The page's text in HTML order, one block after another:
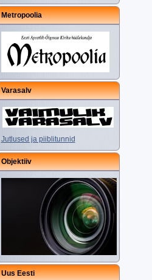
Metropoolia
Varasalv
Jutlused ja piiblitunnid
Objektiiv
Uus Eesti